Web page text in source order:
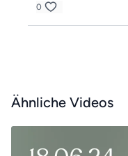
0
Ähnliche Videos